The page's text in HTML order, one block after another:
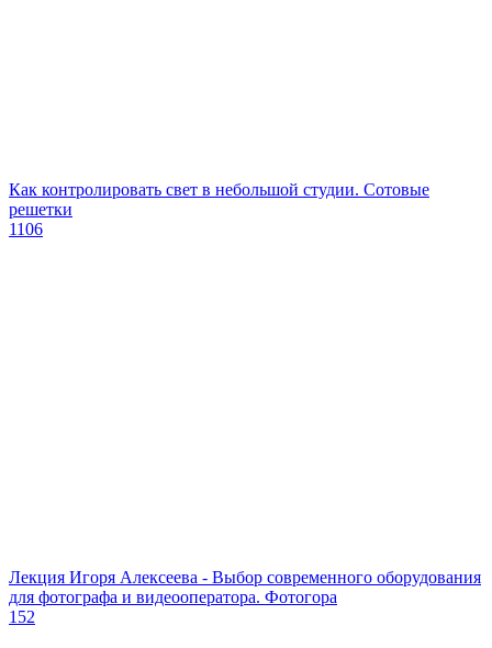
Как контролировать свет в небольшой студии. Сотовые
решетки
1106
Лекция Игоря Алексеева - Выбор современного оборудования
для фотографа и видеооператора. Фотогора
152